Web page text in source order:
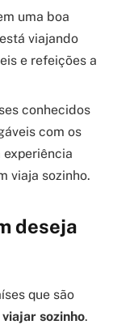
uma boa
viajando
e refeições a
conhecidos
com os
viaja sozinho.
deseja
que são
viajar sozinho.